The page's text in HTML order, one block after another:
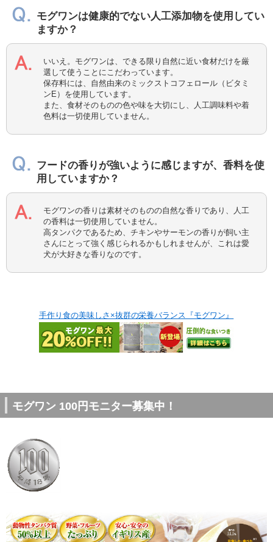
モグワンは健康的でない人工添加物を使用してい
ますか？
いいえ。モグワンは、できる限り自然に近い食材だけを厳
選して使うことにこだわっています。
保存料には、自然由来のミックストコフェロール（ビタミ
ンE）を使用しています。
また、食材そのものの色や味を大切にし、人工調味料や着
色料は一切使用していません。
フードの香りが強いように感じますが、香料を使
用していますか？
モグワンの香りは素材そのものの自然な香りであり、人工
の香料は一切使用していません。
高タンパクであるため、チキンやサーモンの香りが飼い主
さんにとって強く感じられるかもしれませんが、これは愛
犬が大好きな香りなのです。
手作り食の美味しさ×抜群の栄養バランス『モグワン』
モグワン 100円モニター募集中！